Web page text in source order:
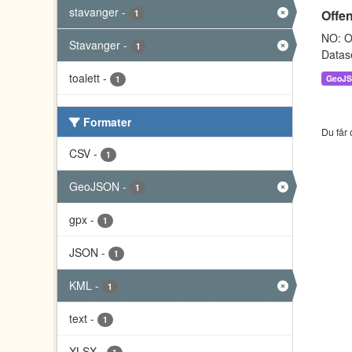
stavanger - 1
Stavanger - 1
toalett - 1
Formater
CSV - 1
GeoJSON - 1
gpx - 1
JSON - 1
KML - 1
text - 1
NO:
Du får